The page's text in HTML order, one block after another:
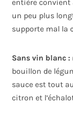
entière
un peu plus
supporte mal la
Sans vin blanc :
bouillon de
sauce est tout
citron et